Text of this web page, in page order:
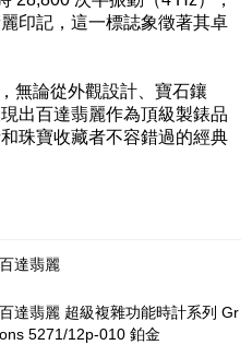
印記，這一標誌象徵著其卓
無論從外觀設計、寶石鑲
出百達翡麗作為頂級製錶品
珠寶收藏者不容錯過的經典
達翡麗
達翡麗 超級複雜功能時計系列 Gr
5271/12p-010 鉑金